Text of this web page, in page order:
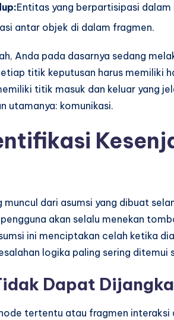
Entitas yang berpartisipasi
antar objek di dalam fragmen.
Anda pada dasarnya sedang
titik keputusan harus memiliki
titik masuk dan keluar yang
utamanya: komunikasi.
muncul dari asumsi yang dibuat
akan selalu menekan
ini menciptakan celah ketika
logika paling sering ditemui
Dapat
tertentu atau fragmen